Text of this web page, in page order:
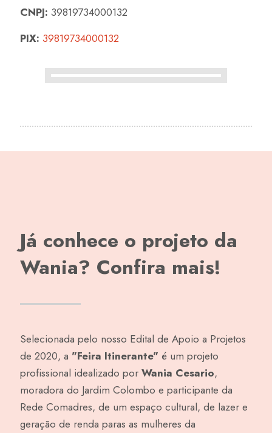
CNPJ: 39819734000132
PIX: 39819734000132
Já conhece o projeto da
Wania? Confira mais!
Selecionada pelo nosso Edital de Apoio a Projetos
de 2020, a "Feira Itinerante" é um projeto
profissional idealizado por Wania Cesario,
moradora do Jardim Colombo e participante da
Rede Comadres, de um espaço cultural, de lazer e
geração de renda paras as mulheres da